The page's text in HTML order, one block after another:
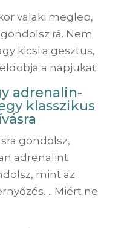
valaki meglep,
rá. Nem
kicsi a gesztus,
a napjukat.
adrenalin-
klasszikus
gondolsz,
adrenalint
mint az
Miért ne